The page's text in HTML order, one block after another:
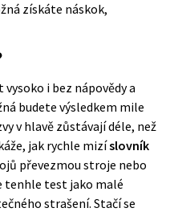
získáte náskok,
i bez nápovědy a
budete výsledkem mile
v hlavě zůstávají déle, než
jak rychle mizíslovník
převezmou stroje nebo
tenhle test jako malé
strašení. Stačí se